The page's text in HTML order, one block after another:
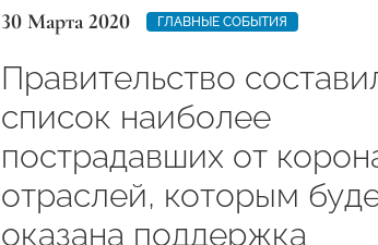
30 Марта 2020 ГЛАВНЫЕ СОБЫТИЯ
Правительство
список наиболее
пострадавших от
отраслей, которым
оказана поддержка